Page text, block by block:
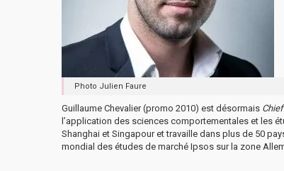
Photo Julien Faure
Guillaume Chevalier (promo 2010) est désormais
l’application des sciences comportementales et les
Shanghai et Singapour et travaille dans plus de 50
mondial des études de marché Ipsos sur la zone